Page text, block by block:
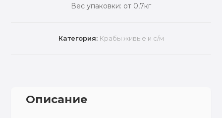
Вес упаковки: от 0,7кг
Категория: Крабы живые и с/м
Описание